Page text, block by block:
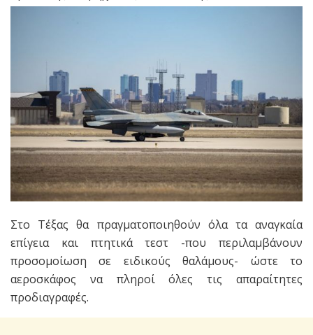
Στο Τέξας θα πραγματοποιηθούν όλα τα αναγκαία
επίγεια και πτητικά τεστ -που περιλαμβάνουν
προσομοίωση σε ειδικούς θαλάμους- ώστε το
αεροσκάφος να πληροί όλες τις απαραίτητες
προδιαγραφές.